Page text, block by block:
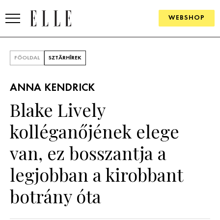
WEBSHOP
SZÉPSÉG
PSZICHÉ
ÉLETMÓD
FŐOLDAL SZTÁRHÍREK
ANNA KENDRICK
Blake Lively
kolléganőjének elege
van, ez bosszantja a
legjobban a kirobbant
botrány óta